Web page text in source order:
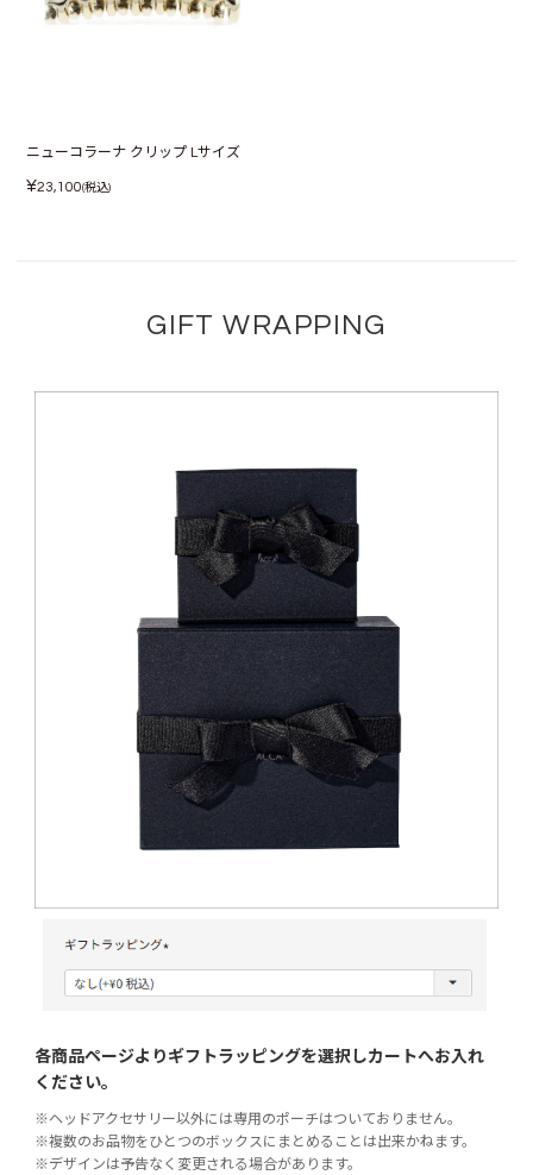
ニューコラーナ クリップ Lサイズ
¥23,100(税込)
GIFT WRAPPING
各商品ページよりギフトラッピングを選択しカートへお入れ
ください。
※ヘッドアクセサリー以外には専用のポーチはついておりません。
※複数のお品物をひとつのボックスにまとめることは出来かねます。
※デザインは予告なく変更される場合があります。